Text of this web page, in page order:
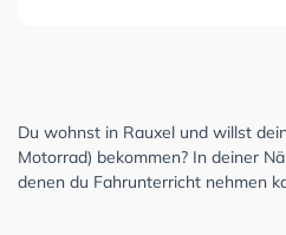
Du wohnst in Rauxel und willst
Motorrad) bekommen? In deiner
denen du Fahrunterricht nehmen